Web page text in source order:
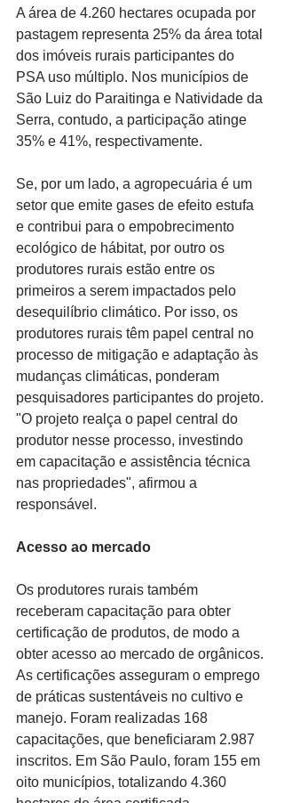
A área de 4.260 hectares ocupada por
pastagem representa 25% da área total
dos imóveis rurais participantes do
PSA uso múltiplo. Nos municípios de
São Luiz do Paraitinga e Natividade da
Serra, contudo, a participação atinge
35% e 41%, respectivamente.
Se, por um lado, a agropecuária é um
setor que emite gases de efeito estufa
e contribui para o empobrecimento
ecológico de hábitat, por outro os
produtores rurais estão entre os
primeiros a serem impactados pelo
desequilíbrio climático. Por isso, os
produtores rurais têm papel central no
processo de mitigação e adaptação às
mudanças climáticas, ponderam
pesquisadores participantes do projeto.
"O projeto realça o papel central do
produtor nesse processo, investindo
em capacitação e assistência técnica
nas propriedades", afirmou a
responsável.
Acesso ao mercado
Os produtores rurais também
receberam capacitação para obter
certificação de produtos, de modo a
obter acesso ao mercado de orgânicos.
As certificações asseguram o emprego
de práticas sustentáveis no cultivo e
manejo. Foram realizadas 168
capacitações, que beneficiaram 2.987
inscritos. Em São Paulo, foram 155 em
oito municípios, totalizando 4.360